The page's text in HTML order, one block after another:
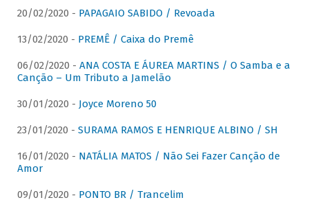
20/02/2020 - PAPAGAIO SABIDO / Revoada
13/02/2020 - PREMÊ / Caixa do Premê
06/02/2020 - ANA COSTA E ÁUREA MARTINS / O Samba e a
Canção – Um Tributo a Jamelão
30/01/2020 - Joyce Moreno 50
23/01/2020 - SURAMA RAMOS E HENRIQUE ALBINO / SH
16/01/2020 - NATÁLIA MATOS / Não Sei Fazer Canção de
Amor
09/01/2020 - PONTO BR / Trancelim